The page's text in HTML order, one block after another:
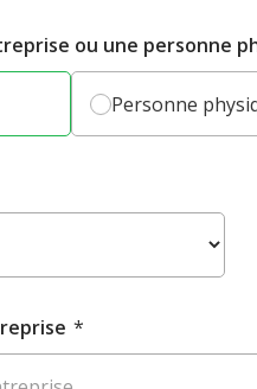
ou une personne
Personne
*